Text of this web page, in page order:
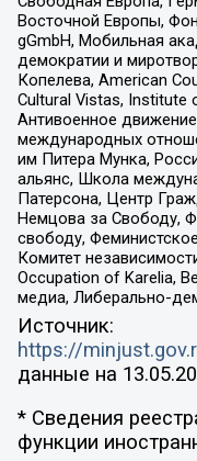
Восточной Европы,
gGmbH, Мобильная
демократии и
Копелева, American
Cultural Vistas, Institute
Антивоенное
международных
им Питера Мунка,
альянс, Школа
Патерсона, Центр
Немцова за Свободу,
свободу,
Комитет
Occupation of Karelia,
медиа, Либерально-
Источник:
https://
данные на
* Сведения
функции